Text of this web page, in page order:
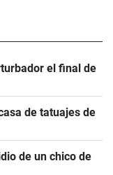
el final de
de tatuajes de
de un chico de